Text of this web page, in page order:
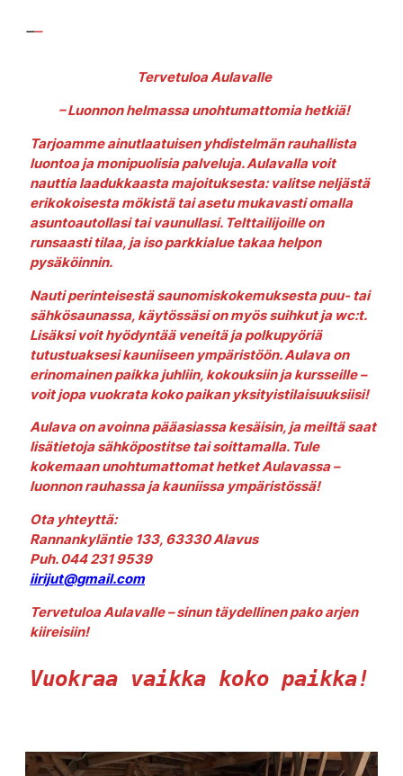
––
Tervetuloa Aulavalle
– Luonnon helmassa unohtumattomia hetkiä!
Tarjoamme ainutlaatuisen yhdistelmän rauhallista
luontoa ja monipuolisia palveluja. Aulavalla voit
nauttia laadukkaasta majoituksesta: valitse neljästä
erikokoisesta mökistä tai asetu mukavasti omalla
asuntoautollasi tai vaunullasi. Telttailijoille on
runsaasti tilaa, ja iso parkkialue takaa helpon
pysäköinnin.
Nauti perinteisestä saunomiskokemuksesta puu- tai
sähkösaunassa, käytössäsi on myös suihkut ja wc:t.
Lisäksi voit hyödyntää veneitä ja polkupyöriä
tutustuaksesi kauniiseen ympäristöön. Aulava on
erinomainen paikka juhliin, kokouksiin ja kursseille –
voit jopa vuokrata koko paikan yksityistilaisuuksiisi!
Aulava on avoinna pääasiassa kesäisin, ja meiltä saat
lisätietoja sähköpostitse tai soittamalla. Tule
kokemaan unohtumattomat hetket Aulavassa –
luonnon rauhassa ja kauniissa ympäristössä!
Ota yhteyttä:
Rannankyläntie 133, 63330 Alavus
Puh. 044 231 9539
iirijut@gmail.com
Tervetuloa Aulavalle – sinun täydellinen pako arjen
kiireisiin!
Vuokraa vaikka koko paikka!